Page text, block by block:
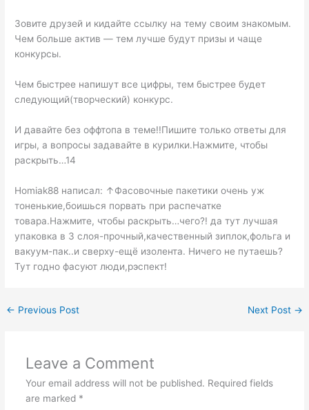
Зовите друзей и кидайте ссылку на тему своим знакомым.
Чем больше актив — тем лучше будут призы и чаще
конкурсы.
Чем быстрее напишут все цифры, тем быстрее будет
следующий(творческий) конкурс.
И давайте без оффтопа в теме!!Пишите только ответы для
игры, а вопросы задавайте в курилки.Нажмите, чтобы
раскрыть…14
Homiak88 написал: ↑Фасовочные пакетики очень уж
тоненькие,боишься порвать при распечатке
товара.Нажмите, чтобы раскрыть…чего?! да тут лучшая
упаковка в 3 слоя-прочный,качественный зиплок,фольга и
вакуум-пак..и сверху-ещё изолента. Ничего не путаешь?
Тут годно фасуют люди,рэспект!
← Previous Post Next Post →
Leave a Comment
Your email address will not be published. Required fields
are marked *